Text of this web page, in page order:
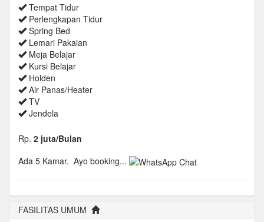
Tempat Tidur
Perlengkapan Tidur
Spring Bed
Lemari Pakaian
Meja Belajar
Kursi Belajar
Holden
Air Panas/Heater
TV
Jendela
Rp. 2 juta/Bulan
Ada 5 Kamar. Ayo booking...
FASILITAS UMUM